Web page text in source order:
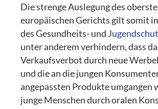
Die strenge Auslegung des
europäischen Gerichts gilt somit
des Gesundheits- und
unter anderem verhindern, dass
Verkaufsverbot durch neue
und die an die jungen
angepassten Produkte umgangen
junge Menschen durch oralen